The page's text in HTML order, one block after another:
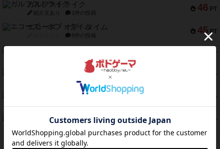
46 PT
ガルフストライク
紹介文あり 1件の投稿
45 PT
エコーズ・オブ・タイム
8件の投稿
PT
12件の投稿
PT
1件の投稿
PT
Bitter End ブタペスト救出作戦
PT
ドコジャン
※Apple、Apple のロゴ は、米国および他の国々で登録されたApple Inc.の商標です。